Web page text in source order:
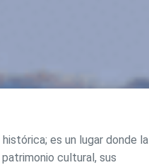
es un lugar donde la
cultural, sus